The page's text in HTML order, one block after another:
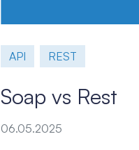
API REST
Soap vs Rest
06.05.2025